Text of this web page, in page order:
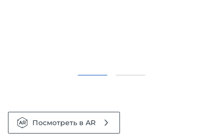
Посмотреть в AR